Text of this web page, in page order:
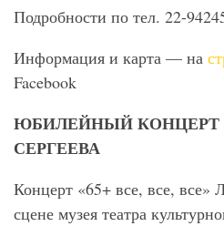
Подробности по тел. 22-
Информация и карта — на
Facebook
ЮБИЛЕЙНЫЙ КОНЦЕРТ
СЕРГЕЕВА
Концерт «65+ все, все, все»
сцене музея театра